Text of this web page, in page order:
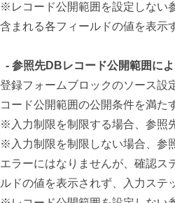
※レコード公開範囲を設定しない
含まれる各フィールドの値を表示
- 参照先DBレコード公開範囲に
登録フォームブロックのソース設
コード公開範囲の公開条件を満た
※入力制限を制限する場合、参照
※入力制限を制限しない場合、参
エラーにはなりませんが、確認ス
ルドの値を表示されず、入力ステ